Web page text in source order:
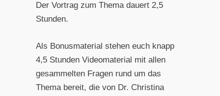
Der Vortrag zum Thema dauert 2,5
Stunden.
Als Bonusmaterial stehen euch knapp
4,5 Stunden Videomaterial mit allen
gesammelten Fragen rund um das
Thema bereit, die von Dr. Christina